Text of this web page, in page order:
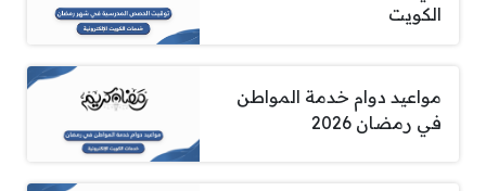
الكويت
مواعيد دوام خدمة المواطن
في رمضان 2026